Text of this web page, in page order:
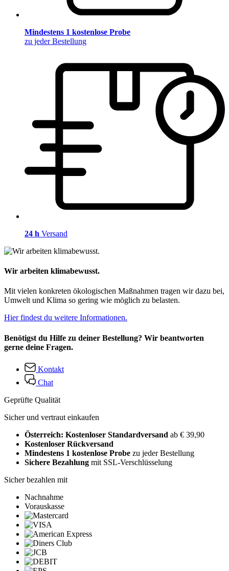
Mindestens 1 kostenlose Probe
zu jeder Bestellung
24 h Versand
Wir arbeiten klimabewusst.
Mit vielen konkreten ökologischen Maßnahmen tragen wir dazu bei,
Umwelt und Klima so gering wie möglich zu belasten.
Hier findest du weitere Informationen.
Benötigst du Hilfe zu deiner Bestellung? Wir beantworten
gerne deine Fragen.
Kontakt
Chat
Geprüfte Qualität
Sicher und vertraut einkaufen
Österreich: Kostenloser Standardversand ab € 39,90
Kostenloser Rückversand
Mindestens 1 kostenlose Probe zu jeder Bestellung
Sichere Bezahlung mit SSL-Verschlüsselung
Sicher bezahlen mit
Nachnahme
Vorauskasse